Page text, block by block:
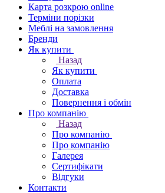
Карта розкрою online
Терміни порізки
Меблі на замовлення
Бренди
Як купити
Назад
Як купити
Оплата
Доставка
Повернення і обмін
Про компанію
Назад
Про компанію
Про компанію
Галерея
Сертифікати
Відгуки
Контакти